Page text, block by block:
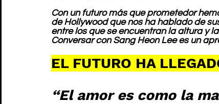
Con un futuro más que prometedor
de Hollywood que nos ha hablado de
entre los que se encuentran la altura y
Conversar con Sang Heon Lee es un
EL FUTURO HA
“El amor es como la